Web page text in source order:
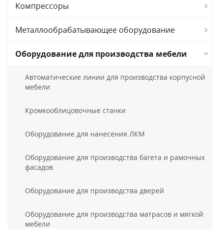
Компрессоры
Металлообрабатывающее оборудование
Оборудование для производства мебели
Автоматические линии для производства корпусной
мебели
Кромкооблицовочные станки
Оборудование для нанесения ЛКМ
Оборудование для производства багета и рамочных
фасадов
Оборудование для производства дверей
Оборудование для производства матрасов и мягкой
мебели